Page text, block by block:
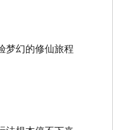
梦幻的修仙旅程